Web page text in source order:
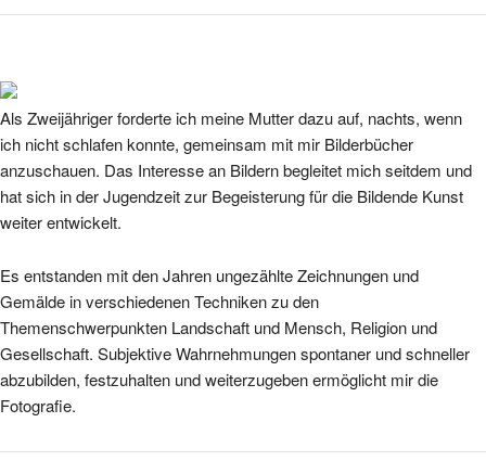
Als Zweijähriger forderte ich meine Mutter dazu auf, nachts, wenn
ich nicht schlafen konnte, gemeinsam mit mir Bilderbücher
anzuschauen. Das Interesse an Bildern begleitet mich seitdem und
hat sich in der Jugendzeit zur Begeisterung für die Bildende Kunst
weiter entwickelt.
Es entstanden mit den Jahren ungezählte Zeichnungen und
Gemälde in verschiedenen Techniken zu den
Themenschwerpunkten Landschaft und Mensch, Religion und
Gesellschaft. Subjektive Wahrnehmungen spontaner und schneller
abzubilden, festzuhalten und weiterzugeben ermöglicht mir die
Fotografie.